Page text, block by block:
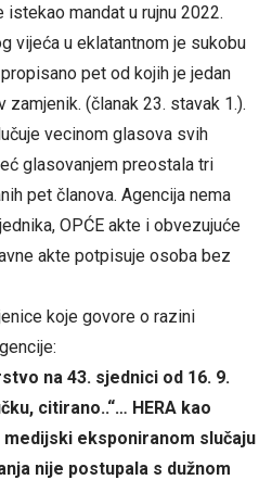
istekao mandat u rujnu 2022.
vijeća u eklatantnom je sukobu
pet od kojih je jedan
zamjenik. (članak 23. stavak 1.).
vecinom glasova svih
glasovanjem preostala tri
pet članova. Agencija nema
OPĆE akte i obvezujuće
akte potpisuje osoba bez
koje govore o razini
na 43. sjednici od 16. 9.
citirano..“… HERA kao
eksponiranom slučaju
nije postupala s dužnom